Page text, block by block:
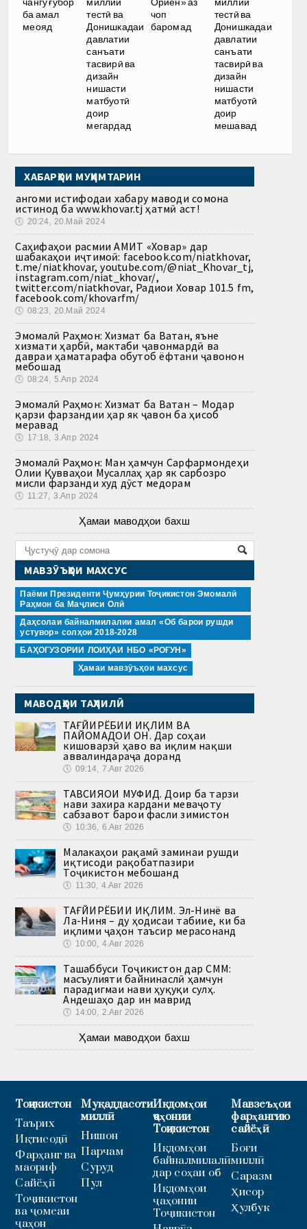
ба амал
меояд
тестӣ ва
Донишкадаи
давлатии
санъати
тасвирӣ ва
дизайн
нишасти
матбуотӣ
доир
мегардад
чоп
баромад
тестӣ ва
Донишкадаи
давлатии
санъати
тасвирӣ ва
дизайн
нишасти
матбуотӣ
доир
мешавад
ХАБАРҲОИ МУҲИМТАРИН
Ҳангоми истифодаи хабару маводи сомона
истинод ба www.khovar.tj ҳатмӣ аст!
🕔 20:24, 20.Май 2024
Саҳифаҳои расмии АМИТ «Ховар» дар
шабакаҳои иҷтимоӣ: facebook.com/niatkhovar,
t.me/niatkhovar, youtube.com/@niat_Khovar_tj,
instagram.com/niat_khovar/,
twitter.com/niatkhovar, Радиои Ховар 101.5 fm,
facebook.com/khovarfm/
🕔 08:23, 20.Май 2024
Эмомалӣ Раҳмон: Хизмат ба Ватан, яъне
хизмати ҳарбӣ, мактаби ҷавонмардӣ ва
давраи ҳаматарафа обутоб ёфтани ҷавонон
мебошад
🕔 08:24, 5.Апр 2024
Эмомалӣ Раҳмон: Хизмат ба Ватан – Модар
қарзи фарзандии ҳар як ҷавон ба ҳисоб
меравад
🕔 17:18, 3.Апр 2024
Эмомалӣ Раҳмон: Ман ҳамчун Сарфармондеҳи
Олии Қувваҳои Мусаллаҳ ҳар як сарбозро
мисли фарзанди худ дӯст медорам
🕔 11:27, 3.Апр 2024
Ҳамаи маводҳои бахш
МАВЗӮЪҲОИ МАХСУС
Паёми Президенти Ҷумҳурии Тоҷикистон Эмомалӣ
Раҳмон ба Маҷлиси Олӣ
Даҳсолаи байналмилалии амал «Об барои рушди
устувор» солҳои 2018-2028
БАҲОГУЗОРИИ ЛОИҲАИ НБО «РОҒУН»
Ҳамаи мавзӯъҳои махсус
МАВОДҲОИ ТАҲЛИЛӢ
ТАҒЙИРЁБИИ ИҚЛИМ ВА
ПАЙОМАДҲОИ ОН. Дар соҳаи
кишоварзӣ ҳаво ва иқлим нақши
аввалиндараҷа доранд
🕔 09:14, 7.Авг 2026
ТАВСИЯҲОИ МУФИД. Доир ба тарзи
нави захира кардани меваҷоту
сабзавот барои фасли зимистон
🕔 10:36, 6.Авг 2026
Малакаҳои рақамӣ заминаи рушди
иқтисоди рақобатпазири
Тоҷикистон мебошанд
🕔 11:30, 4.Авг 2026
ТАҒЙИРЁБИИ ИҚЛИМ. Эл-Нинё ва
Ла-Ниня – ду ҳодисаи табиие, ки ба
иқлими ҷаҳон таъсир мерасонанд
🕔 10:00, 4.Авг 2026
Ташаббуси Тоҷикистон дар СММ:
масъулияти байнинаслӣ ҳамчун
парадигмаи нави ҳуқуқи сулҳ.
Андешаҳо дар ин маврид
🕔 14:00, 2.Авг 2026
Ҳамаи маводҳои бахш
Тоҷикистон
Таърих
Иқтисодӣ
Фарҳанг ва
маориф
Сайёҳӣ
Тоҷикистон
ва ҷомеаи
ҷаҳон
Муқаддасоти
миллӣ
Нишон
Парчам
Суруд
Пул
Иқдомҳои
ҷаҳонии
Тоҷикистон
Иқдомҳои
байналмилалӣ
дар соҳаи об
Иқдомҳои
ҷаҳонии
Тоҷикистон
Мавзеъҳои
фарҳангию
сайёҳӣ
Боғи
миллӣ
Саразм
Ҳисор
Ҳулбук